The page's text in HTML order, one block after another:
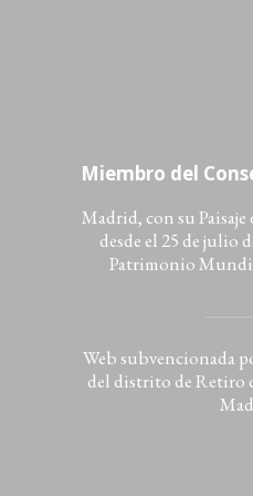
Miembro del
Madrid, con su
desde el 25 de julio
Patrimonio
Web subvencionada
del distrito de Retiro